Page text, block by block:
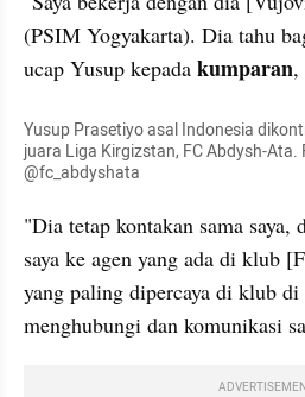
(PSIM Yogyakarta). Dia tahu
ucap Yusup kepada kumparan,
Yusup Prasetiyo asal Indonesia
juara Liga Kirgizstan, FC Abdysh-
@fc_abdyshata
"Dia tetap kontakan sama saya,
saya ke agen yang ada di klub
yang paling dipercaya di klub
menghubungi dan komunikasi